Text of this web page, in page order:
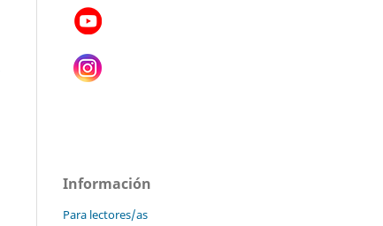
Información
Para lectores/as